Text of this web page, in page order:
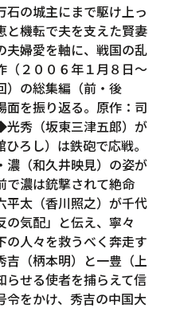
石の城主にまで駆け上っ
と機転で夫を支えた賢妻
夫婦愛を軸に、戦国の乱
（２００６年１月８日～
）の総集編（前・後
面を振り返る。原作：司
秀（坂東三津五郎）が
ろし）は鉄砲で応戦。
濃（和久井映見）の姿が
で濃は銃撃されて絶命
平太（香川照之）が千代
の気配」と伝え、寧々
の人々を救うべく奔走す
吉（柄本明）と一豊（上
らせる使者を捕らえて信
令をかけ、秀吉の中国大